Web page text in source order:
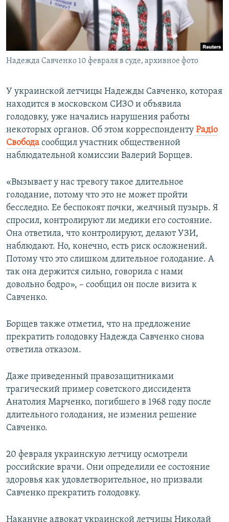
ПОБЕДИТЕЛЕЙ НЕ СУДЯТ?
КРЫМ.НЕПОКОРЕННЫЙ
УКРАИНСКАЯ ПРОБЛЕМА КРЫМА
ПРИСОЕДИНЯЙТЕСЬ!
Надежда Савченко 10 февраля в суде, архивное фото
У украинской летчицы Надежды Савченко, которая
находится в московском СИЗО и объявила
голодовку, уже начались нарушения работы
некоторых органов. Об этом корреспонденту Радіо
Свобода сообщил участник общественной
наблюдательной комиссии Валерий Борщев.
«Вызывает у нас тревогу такое длительное
голодание, потому что это не может пройти
бесследно. Ее беспокоят почки, желчный пузырь. Я
спросил, контролируют ли медики его состояние.
Она ответила, что контролируют, делают УЗИ,
наблюдают. Но, конечно, есть риск осложнений.
Потому что это слишком длительное голодание. А
так она держится сильно, говорила с нами
довольно бодро», – сообщил он после визита к
Савченко.
Борщев также отметил, что на предложение
прекратить голодовку Надежда Савченко снова
ответила отказом.
Даже приведенный правозащитниками
трагический пример советского диссидента
Анатолия Марченко, погибшего в 1968 году после
длительного голодания, не изменил решение
Савченко.
20 февраля украинскую летчицу осмотрели
российские врачи. Они определили ее состояние
здоровья как удовлетворительное, но призвали
Савченко прекратить голодовку.
Накануне адвокат украинской летчицы Николай